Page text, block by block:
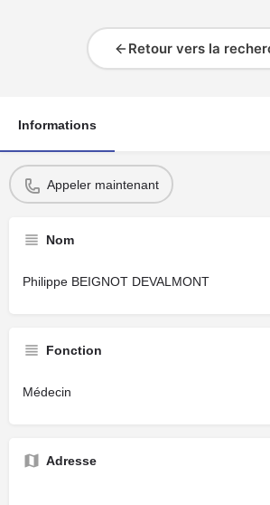
Retour vers la
Informations
Appeler maintenant
Nom
Philippe BEIGNOT DEVALMONT
Fonction
Médecin
Adresse